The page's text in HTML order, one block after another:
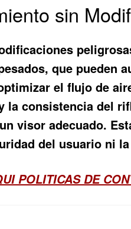
sin
que pueden
el flujo de
consistencia del
visor adecuado.
del usuario ni
POLITICAS DE